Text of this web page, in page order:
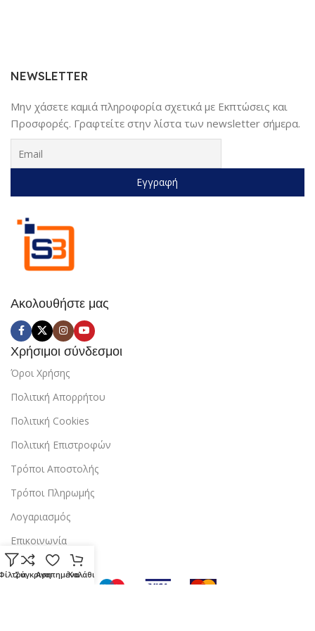
Ακολουθήστε μας
Χρήσιμοι σύνδεσμοι
Όροι Χρήσης
Πολιτική Απορρήτου
Πολιτική Cookies
Πολιτική Επιστροφών
Τρόποι Αποστολής
Τρόποι Πληρωμής
Λογαριασμός
Επικοινωνία
NEWSLETTER
Μην χάσετε καμιά πληροφορία σχετικά με Εκπτώσεις και
Προσφορές. Γραφτείτε στην λίστα των newsletter σήμερα.
ΣύγκρισηΑγαπημέναΚαλάθι